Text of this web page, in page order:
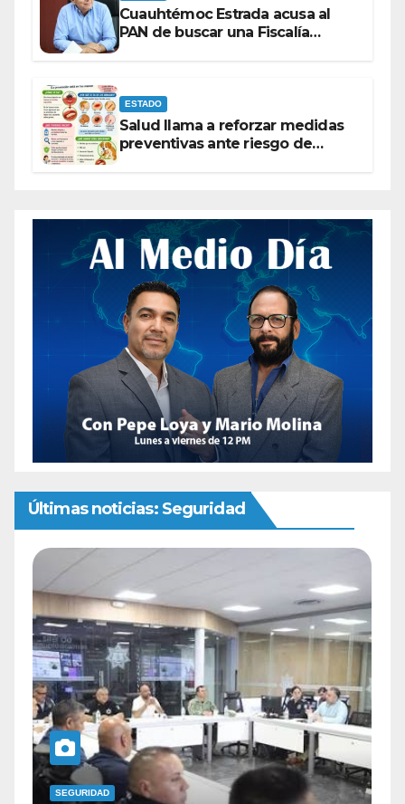
Cuauhtémoc Estrada acusa al
PAN de buscar una Fiscalía
ESTADO
Salud llama a reforzar medidas
preventivas ante riesgo de
Últimas noticias: Seguridad
SEGURIDAD